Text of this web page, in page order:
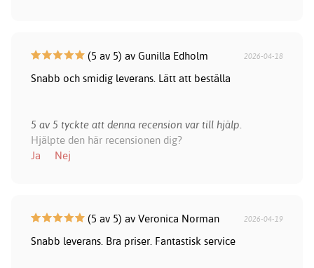
(5 av 5) av Gunilla Edholm 2026-04-18
Snabb och smidig leverans. Lätt att beställa
5 av 5 tyckte att denna recension var till hjälp.
Hjälpte den här recensionen dig?
Ja
Nej
(5 av 5) av Veronica Norman 2026-04-19
Snabb leverans. Bra priser. Fantastisk service